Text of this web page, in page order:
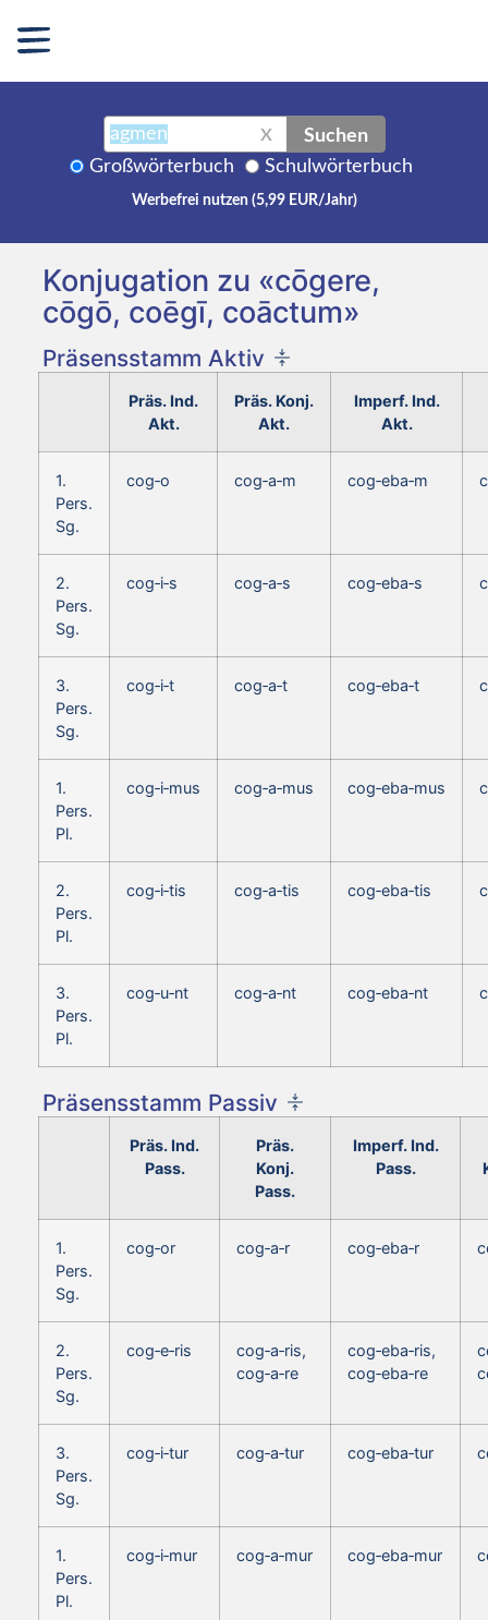
X Suchen
Großwörterbuch Schulwörterbuch
Werbefrei nutzen (5,99 EUR/Jahr)
Konjugation zu «cōgere,
cōgō, coēgī, coāctum»
Präsensstamm Aktiv
Präs. Ind.
Akt.
Präs. Konj.
Akt.
Imperf. Ind.
Akt.
1.
Pers.
Sg.
cog‑o cog‑a‑m cog‑eba‑m
2.
Pers.
Sg.
cog‑i‑s cog‑a‑s cog‑eba‑s
3.
Pers.
Sg.
cog‑i‑t cog‑a‑t cog‑eba‑t
1.
Pers.
Pl.
cog‑i‑mus cog‑a‑mus cog‑eba‑mus
2.
Pers.
Pl.
cog‑i‑tis cog‑a‑tis cog‑eba‑tis
3.
Pers.
Pl.
cog‑u‑nt cog‑a‑nt cog‑eba‑nt
Präsensstamm Passiv
Präs. Ind.
Pass.
Präs.
Konj.
Pass.
Imperf. Ind.
Pass.
1.
Pers.
Sg.
cog‑or cog‑a‑r cog‑eba‑r
2.
Pers.
Sg.
cog‑e‑ris
cog‑a‑ris,
cog‑a‑re
cog‑eba‑ris,
cog‑eba‑re
3.
Pers.
Sg.
cog‑i‑tur cog‑a‑tur cog‑eba‑tur
1.
Pers.
Pl.
cog‑i‑mur cog‑a‑mur cog‑eba‑mur